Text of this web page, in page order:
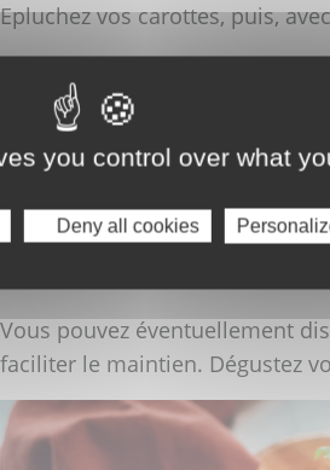
Epluchez vos carottes, puis,
Dans chaque galette,
Tartinez généreusement ces
quelques lamelles de
roulez le tout. Si le wrap est
Entourez le tout d’une ou
Vous pouvez éventuellement
faciliter le maintien. Dégustez
you control over what
Deny all cookies